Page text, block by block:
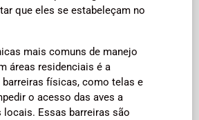
que eles se estabeleçam no
mais comuns de manejo
áreas residenciais é a
barreiras físicas, como telas e
o acesso das aves a
locais. Essas barreiras são